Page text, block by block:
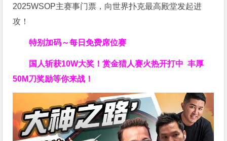
2025WSOP主赛事门票，向世界扑克最高殿堂发起进
攻！
特别加码～每日免费席位赛
国人斩获10W大奖！赏金猎人赛火热开打中 丰厚
50M刀奖励等你来战！